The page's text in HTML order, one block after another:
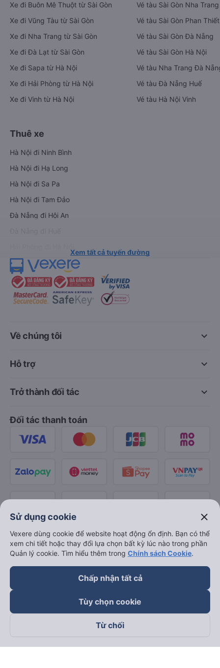
Xe đi Buôn Mê Thuột từ Sài Gòn
Xe đi Vũng Tàu từ Sài Gòn
Xe đi Nha Trang từ Sài Gòn
Xe đi Đà Lạt từ Sài Gòn
Xe đi Sapa từ Hà Nội
Xe đi Hải Phòng từ Hà Nội
Xe đi Vinh từ Hà Nội
Vé tàu Sài Gòn Nha Trang
Vé tàu Sài Gòn Phan Thiết
Vé tàu Sài Gòn Đà Nẵng
Vé tàu Sài Gòn Hà Nội
Vé tàu Nha Trang Đà
Vé tàu Đà Nẵng Huế
Vé tàu Hà Nội Vinh
Thuê xe
Hà Nội đi Ninh Bình
Hà Nội đi Hạ Long
Hà Nội đi Sa Pa
Hà Nội đi Tam Đảo
Đà Nẵng đi Hội An
Xem tất cả tuyến đường
keyboard_arrow_down
Về chúng tôi
keyboard_arrow_down
Hỗ trợ
keyboard_arrow_down
Trở thành đối tác
Đối tác thanh toán
Theo dõi chúng tôi trên
Sử dụng cookie close
Vexere dùng cookie để website hoạt động ổn định. Bạn có thể
xem chi tiết hoặc thay đổi lựa chọn bất kỳ lúc nào trong phần
Quản lý cookie. Tìm hiểu thêm trong Chính sách Cookie.
Chấp nhận tất cả
Tùy chọn cookie
Từ chối